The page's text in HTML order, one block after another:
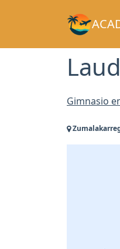
Gimnasio